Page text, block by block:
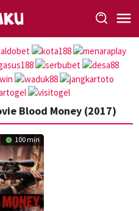
Blood Money (2017)
100 min